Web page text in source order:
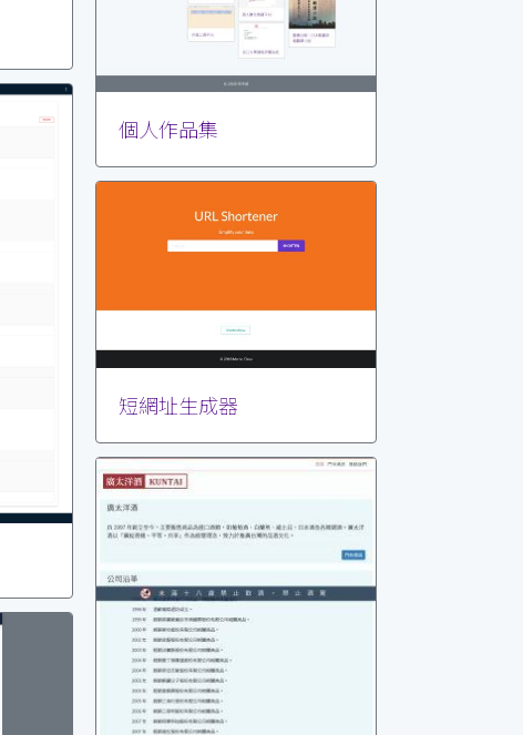
個人作品集
短網址生成器